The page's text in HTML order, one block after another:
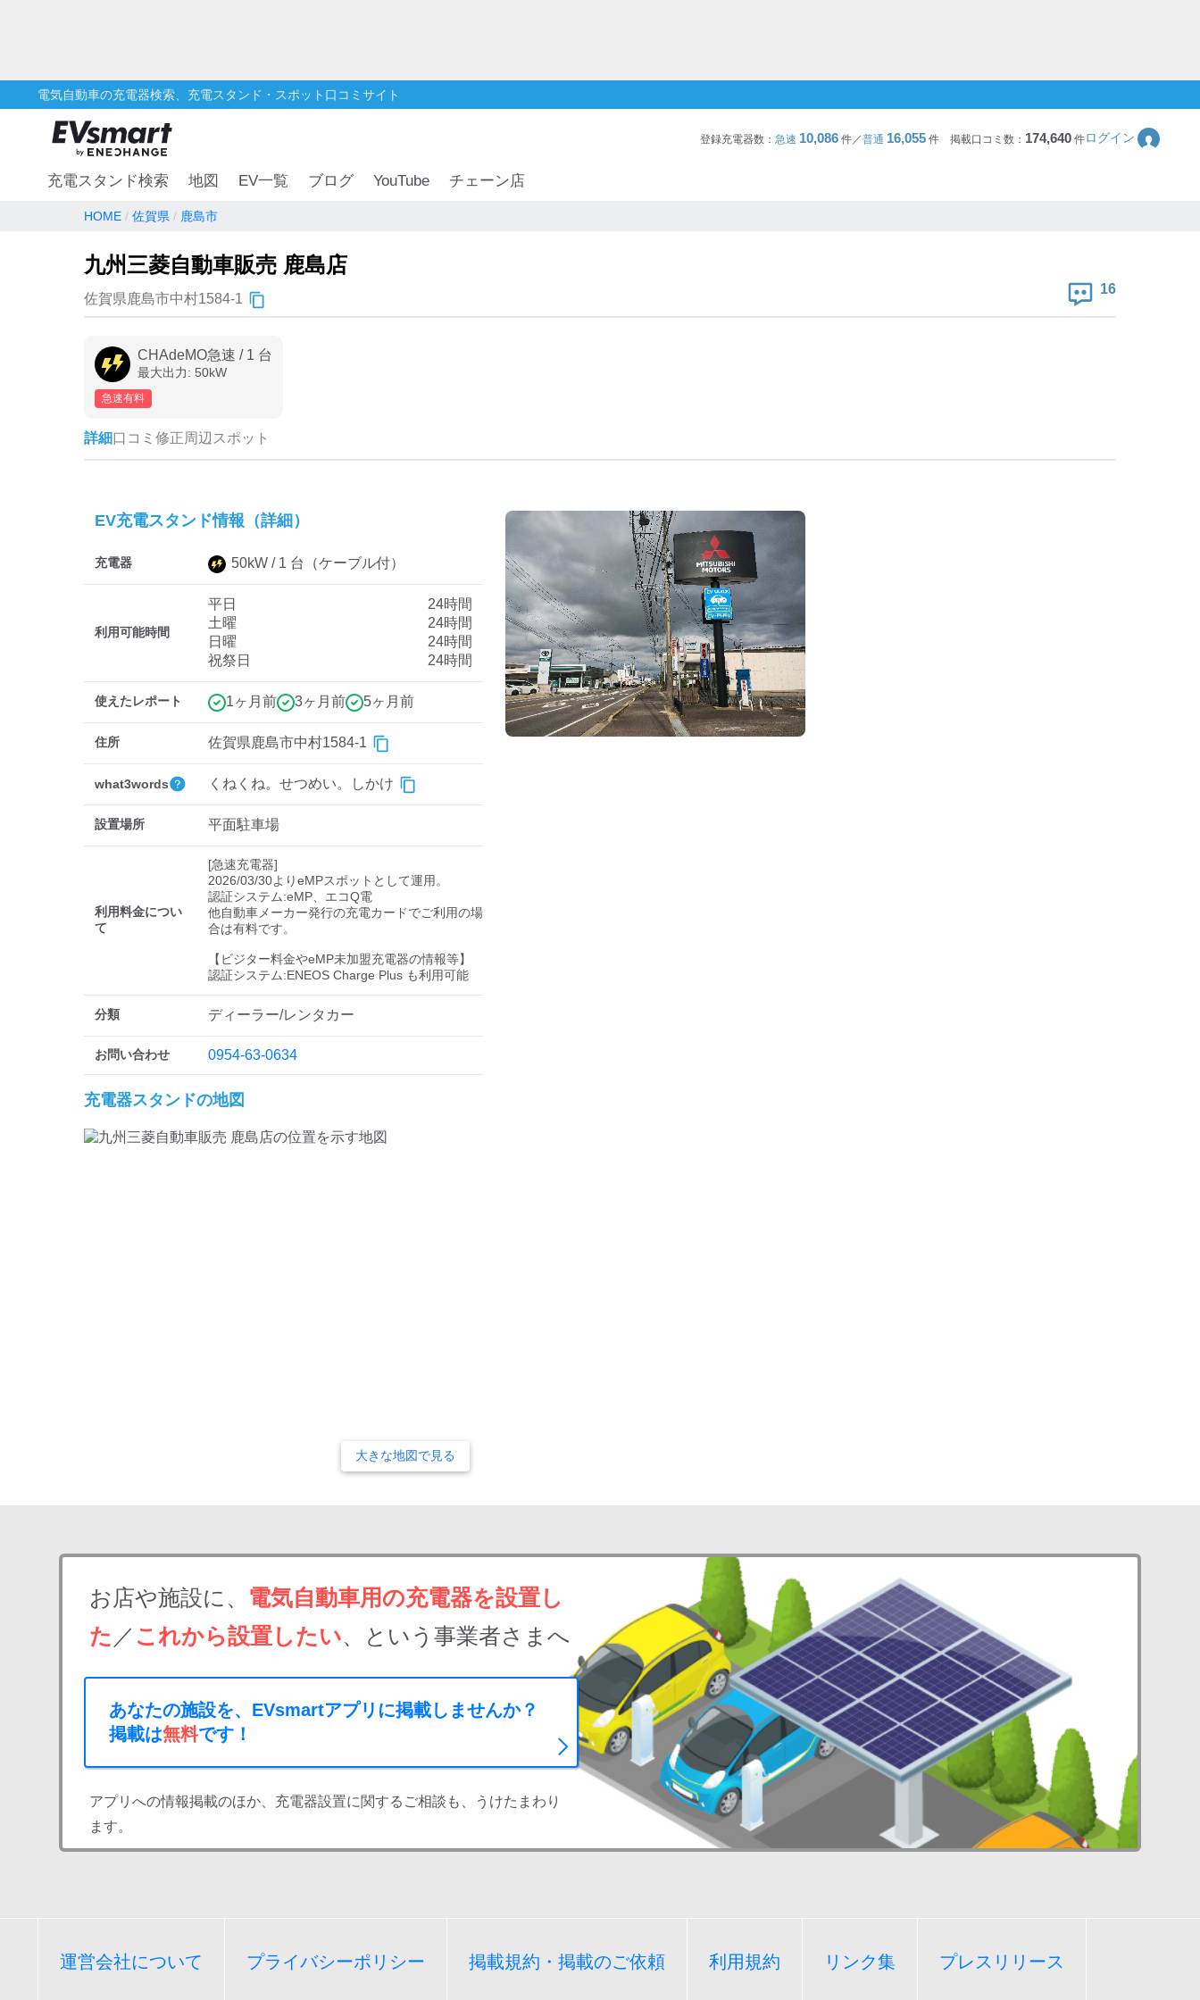
電気自動車の充電器検索、充電スタンド・スポット口コミサイト
登録充電器数： 急速 10,086 件／普通 16,055 件 掲載口コミ数： 174,640件ログイン
充電スタンド検索 地図 EV一覧 ブログ YouTube チェーン店
HOME 佐賀県 鹿島市
九州三菱自動車販売 鹿島店
佐賀県鹿島市中村1584-1
16
CHAdeMO急速 / 1 台
最大出力: 50kW
急速有料
詳細口コミ 修正周辺スポット
EV充電スタンド情報（詳細）
充電器 50kW / 1 台 （ケーブル付）
利用可能時間
平日
24時間
土曜
24時間
日曜
24時間
祝祭日
24時間
使えたレポート 1ヶ月前 3ヶ月前 5ヶ月前
住所 佐賀県鹿島市中村1584-1
what3words くねくね。せつめい。しかけ
設置場所 平面駐車場
利用料金につい
て
[急速充電器]
2026/03/30よりeMPスポットとして運用。
認証システム:eMP、エコQ電
他自動車メーカー発行の充電カードでご利用の場
合は有料です。
【ビジター料金やeMP未加盟充電器の情報等】
分類 ディーラー/レンタカー
お問い合わせ 0954-63-0634
充電器スタンドの地図
大きな地図で見る
お店や施設に、 電気自動車用の充電器を設置し
た ／ これから設置したい、という事業者さまへ
あなたの施設を、EVsmartアプリに掲載しませんか？
掲載は無料です！
アプリへの情報掲載のほか、充電器設置に関するご相談も、うけたまわり
ます。
運営会社について プライバシーポリシー 掲載規約・掲載のご依頼 利用規約 リンク集 プレスリリース